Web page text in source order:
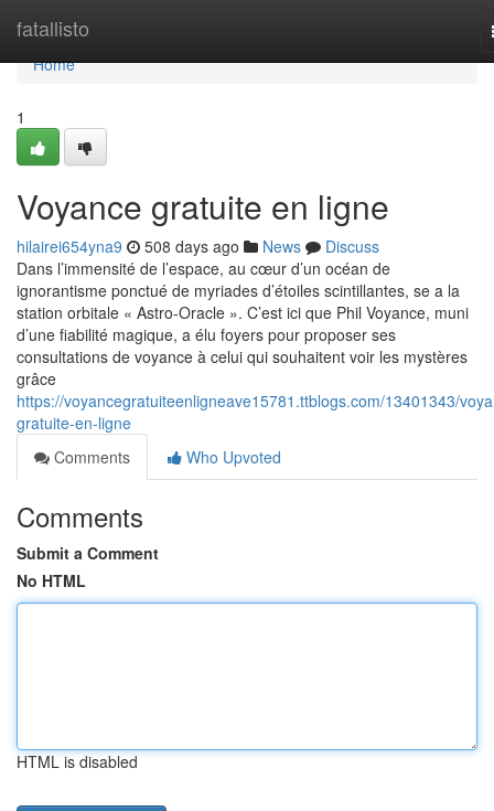
fatallisto
Home
Home
1
Voyance gratuite en ligne
hilairei654yna9 508 days ago News
Discuss
Dans l’immensité de l’espace, au cœur d’un océan de
ignorantisme ponctué de myriades d’étoiles scintillantes, se a la
station orbitale « Astro-Oracle ». C’est ici que Phil Voyance, muni
d’une fiabilité magique, a élu foyers pour proposer ses
consultations de voyance à celui qui souhaitent voir les mystères
grâce
https://voyancegratuiteenligneave15781.ttblogs.com/13401343/
gratuite-en-ligne
Comments
Who Upvoted
Comments
Submit a Comment
No HTML
HTML is disabled